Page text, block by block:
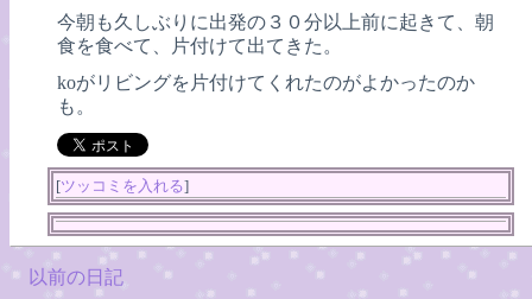
今朝も久しぶりに出発の３０分以上前に起きて、朝
食を食べて、片付けて出てきた。
koがリビングを片付けてくれたのがよかったのか
も。
[ツッコミを入れる]
以前の日記